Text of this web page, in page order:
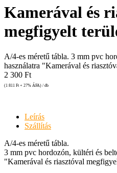
Kamerával és
megfigyelt
A/4-es méretű tábla. 3 mm pvc
használatra "Kamerával és
2 300 Ft
(1 811 Ft + 27% ÁFA) / db
Leírás
Szállítás
A/4-es méretű tábla.
3 mm pvc hordozón, kültéri és
"Kamerával és riasztóval